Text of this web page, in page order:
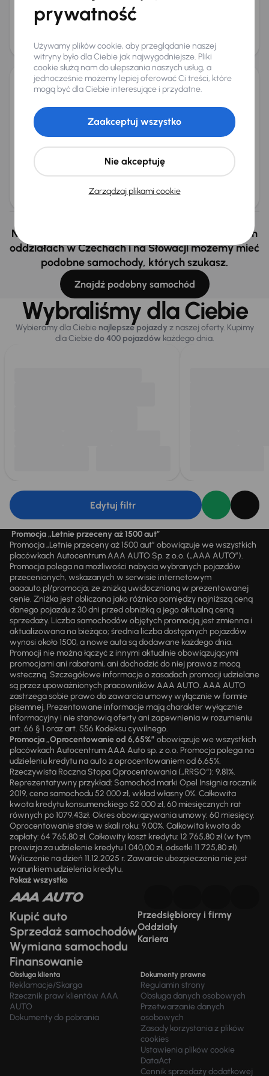
na miarę
123 000 zł
Możliwość odliczenia VAT
Cupra Formentor
30 230 kmAutomatBenzyna2.0 TSI 4Drive140 kW4x4
Książka serwisowa Auta krajowe
2.0 TSI 4Drive
Salon Polska
+8 kolejnych
Miesięczna rata Cena promocyjna
Nie wybrałeś auto z oferty? Nie szkodzi, w naszych
oddziałach w Czechach i na Słowacji możemy mieć
podobne samochody, których szukasz.
Znajdź podobny samochód
Wybraliśmy dla Ciebie
Wybieramy dla Ciebie najlepsze pojazdy z naszej oferty. Kupimy
dla Ciebiedo 400 pojazdówkażdego dnia.
Edytuj filtr
Promocja „Letnie przeceny aż 1500 aut”
Promocja „Letnie przeceny aż 1500 aut” obowiązuje we wszystkich
placówkach Autocentrum AAA AUTO Sp. z o.o. („AAA AUTO”).
Promocja polega na możliwości nabycia wybranych pojazdów
przecenionych, wskazanych w serwisie internetowym
aaaauto.pl/promocja, ze zniżką uwidocznioną w prezentowanej
cenie. Zniżka jest obliczana jako różnica pomiędzy najniższą ceną
danego pojazdu z 30 dni przed obniżką a jego aktualną ceną
sprzedaży. Liczba samochodów objętych promocją jest zmienna i
aktualizowana na bieżąco; średnia liczba dostępnych pojazdów
wynosi około 1500, a nowe auta są dodawane każdego dnia.
Promocji nie można łączyć z innymi aktualnie obowiązującymi
promocjami ani rabatami, ani dochodzić do niej prawa z mocą
wsteczną. Szczegółowe informacje o zasadach promocji udzielane
są przez upoważnionych pracowników AAA AUTO. AAA AUTO
zastrzega sobie prawo do zawarcia umowy wyłącznie w formie
pisemnej. Prezentowane informacje mają charakter wyłącznie
informacyjny i nie stanowią oferty ani zapewnienia w rozumieniu
art. 66 § 1 oraz art. 556 Kodeksu cywilnego.
Promocja „Oprocentowanie od 6,65%” obowiązuje we wszystkich
placówkach Autocentrum AAA Auto sp. z o.o. Promocja polega na
udzieleniu kredytu na auto z oprocentowaniem od 6,65%.
Rzeczywista Roczna Stopa Oprocentowania („RRSO“): 9,81%.
Reprezentatywny przykład: Samochód marki Opel Insignia rocznik
2019, cena samochodu 52 000 zł, wkład własny 0%. Całkowita
kwota kredytu konsumenckiego 52 000 zł, 60 miesięcznych rat
równych po 1079,43zł. Okres obowiązywania umowy: 60 miesięcy.
Oprocentowanie stałe w skali roku: 9,00%. Całkowita kwota do
zapłaty: 64 765,80 zł. Całkowity koszt kredytu: 12 765,80 zł (w tym
prowizja za udzielenie kredytu 1 040,00 zł, odsetki 11 725,80 zł).
Wyliczenie na dzień 11.12.2025 r. Zawarcie ubezpieczenia nie jest
warunkiem udzielenia kredytu.
Pokaż wszystko
Kupić auto
Sprzedaż samochodów
Wymiana samochodu
Finansowanie
Przedsiębiorcy i firmy
Oddziały
Kariera
Obsługa klienta
Reklamacje/Skarga
Rzecznik praw klientów AAA
AUTO
Dokumenty do pobrania
Dokumenty prawne
Regulamin strony
Obsługa danych osobowych
Przetwarzanie danych
osobowych
Zasady korzystania z plików
cookies
Ustawienia plików cookie
DataAct
Cennik sprzedaży dodatkowej
prywatność
Używamy plików cookie, aby przeglądanie naszej
witryny było dla Ciebie jak najwygodniejsze. Pliki
cookie służą nam do ulepszania naszych usług, a
jednocześnie możemy lepiej oferować Ci treści, które
mogą być dla Ciebie interesujące i przydatne.
Zarządzaj plikami cookie
Nie akceptuję
Zaakceptuj wszystko